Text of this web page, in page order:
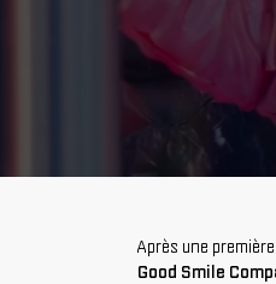
Après une première
Good Smile